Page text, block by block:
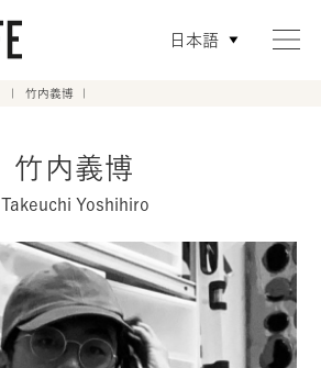
日本語
竹内義博
竹内義博
Takeuchi Yoshihiro